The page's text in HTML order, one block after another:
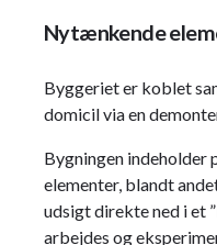
Nytænkende
Byggeriet er koblet
domicil via en
Bygningen indeholder
elementer, blandt
udsigt direkte ned i et
arbejdes og